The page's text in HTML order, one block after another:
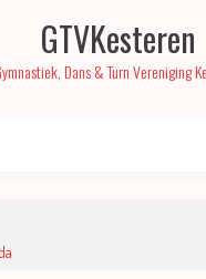
GTVKesteren
Dans & Turn Vereniging